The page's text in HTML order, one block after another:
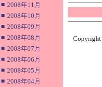
■ 2008年11月
■ 2008年10月
■ 2008年09月
■ 2008年08月
■ 2008年07月
■ 2008年06月
■ 2008年05月
■ 2008年04月
Copyright